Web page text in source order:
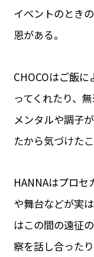
イベントのとき
恩がある。
CHOCOはご飯
ってくれたり、
メンタルや調子
たから気づけた
HANNAはプロセ
や舞台などが実
はこの間の遠征
察を話し合った